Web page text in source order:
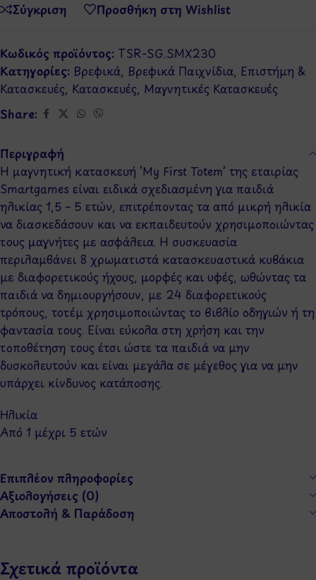
Σύγκριση
Προσθήκη στη Wishlist
Κωδικός προϊόντος: TSR-SG.SMX230
Κατηγορίες: Βρεφικά, Βρεφικά Παιχνίδια, Επιστήμη &
Κατασκευές, Κατασκευές, Μαγνητικές Κατασκευές
Share:
Περιγραφή
Η μαγνητική κατασκευή ‘My First Totem’ της εταιρίας
Smartgames είναι ειδικά σχεδιασμένη για παιδιά
ηλικίας 1,5 – 5 ετών, επιτρέποντας τα από μικρή ηλικία
να διασκεδάσουν και να εκπαιδευτούν χρησιμοποιώντας
τους μαγνήτες με ασφάλεια. Η συσκευασία
περιλαμβάνει 8 χρωματιστά κατασκευαστικά κυβάκια
με διαφορετικούς ήχους, μορφές και υφές, ωθώντας τα
παιδιά να δημιουργήσουν, με 24 διαφορετικούς
τρόπους, τοτέμ χρησιμοποιώντας το βιβλίο οδηγιών ή τη
φαντασία τους. Είναι εύκολα στη χρήση και την
τοποθέτηση τους έτσι ώστε τα παιδιά να μην
δυσκολευτούν και είναι μεγάλα σε μέγεθος για να μην
υπάρχει κίνδυνος κατάποσης.
Ηλικία
Από 1 μέχρι 5 ετών
Επιπλέον πληροφορίες
Αξιολογήσεις (0)
Αποστολή & Παράδοση
Σχετικά προϊόντα